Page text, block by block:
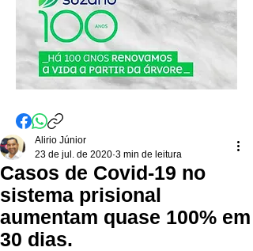
Casos de Covid-19 no
sistema prisional
aumentam quase 100% em
30 dias.
Alirio Júnior
23 de jul. de 2020 3 min de leitura